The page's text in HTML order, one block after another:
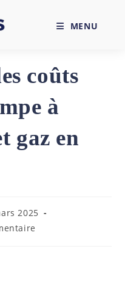
MENU
coûts
à
gaz en
2025